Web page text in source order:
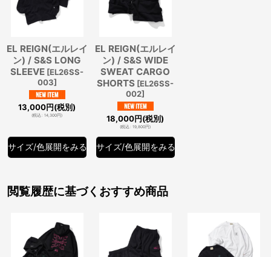
EL REIGN(エルレイ
ン) / S&S LONG
SLEEVE [EL26SS-
003]
13,000円(税別)
(税込: 14,300円)
サイズ/色展開をみる
EL REIGN(エルレイ
ン) / S&S WIDE
SWEAT CARGO
SHORTS [EL26SS-
002]
18,000円(税別)
(税込: 19,800円)
サイズ/色展開をみる
閲覧履歴に基づくおすすめ商品